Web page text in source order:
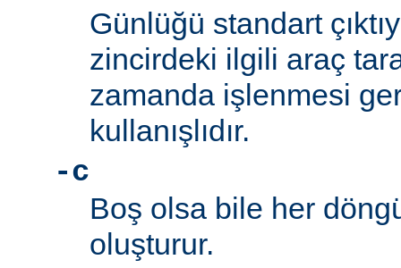
Günlüğü standart
zincirdeki ilgili araç
zamanda işlenmesi
kullanışlıdır.
-c
Boş olsa bile her
oluşturur.